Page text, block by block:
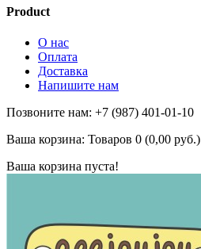
Product
О нас
Оплата
Доставка
Напишите нам
Позвоните нам: +7 (987) 401-01-10
Ваша корзина: Товаров 0 (0,00 руб.)
Ваша корзина пуста!